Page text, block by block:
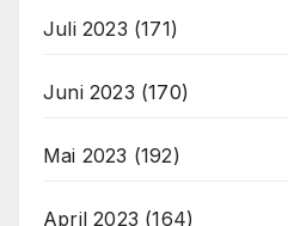
Juli 2023 (171)
Juni 2023 (170)
Mai 2023 (192)
April 2023 (164)